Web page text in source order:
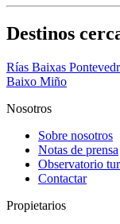
Destinos
Rías Baixas
Baixo Miño
Nosotros
Sobre nosotros
Notas de prensa
Observatorio
Contactar
Propietarios